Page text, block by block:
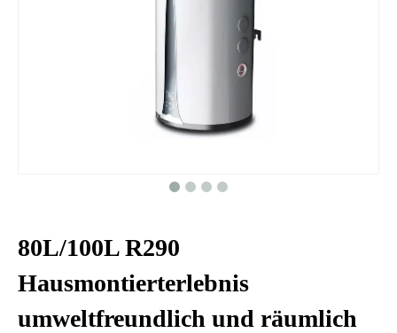
80L/100L R290
Hausmontierterlebnis
umweltfreundlich und räumlich